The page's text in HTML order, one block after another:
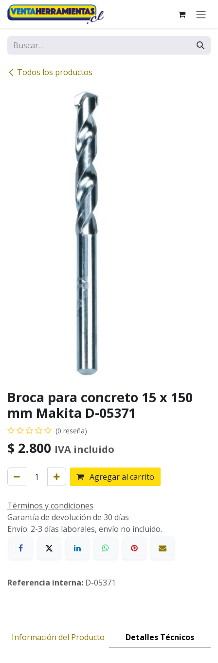
Ir al contenido
Todos los productos
Broca para concreto 15 x 150
mm Makita D-05371
(0 reseña)
$ 2.800 IVA incluido
Agregar al carrito
Términos y condiciones
Garantía de devolución de 30 días
Envío: 2-3 días laborales, envío no incluido.
Referencia interna: D-05371
Información del Producto Detalles Técnicos